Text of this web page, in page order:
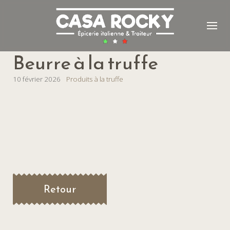
Beurre à la truffe
10 février 2026 Produits à la truffe
Retour